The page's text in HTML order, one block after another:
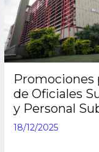
Promociones
de Oficiales
y Personal
18/12/2025